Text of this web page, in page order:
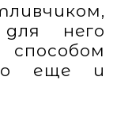
него
еще и